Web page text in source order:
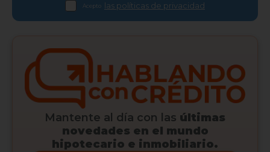
Acepto las políticas de privacidad
Mantente al día con las últimas
novedades en el mundo
hipotecario e inmobiliario.